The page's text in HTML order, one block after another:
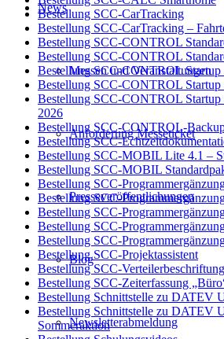
News
Messen und Veranstaltungen
Anforderung Messeticket
Presseveröffentlichungen
Blog
Newsletterabmeldung
Bestellung SCC-CarTracking
Bestellung SCC-CarTracking –
Bestellung SCC-CONTROL
Bestellung SCC-CONTROL
Bestellung SCC-CONTROL Startup
Bestellung SCC-CONTROL
Bestellung SCC-CONTROL Startup
2026
Bestellung SCC-CONTROL-
Bestellung SCC-
Bestellung SCC-MOBIL Lite 4.1 –
Bestellung SCC-MOBIL
Bestellung SCC-
Bestellung SCC-
Bestellung SCC-
Bestellung SCC-
Bestellung SCC-
Bestellung SCC-Projektassistent
Bestellung SCC-Verteilerbeschriftung
Bestellung SCC-Zeiterfassung
Bestellung Schnittstelle zu DATEV
Bestellung Schnittstelle zu DATEV
Sommeraktion